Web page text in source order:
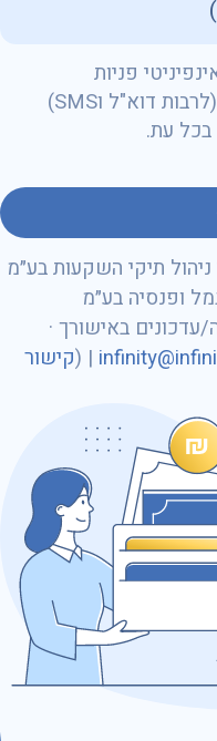
פניות
ועדכונים באמצעים דיגיטלים (לרבות דוא"ל וSMS)
בכל עת.
תיקי השקעות בע״מ
גמל ופנסיה בע״מ
עדכונים באישורך ·
| (קישור